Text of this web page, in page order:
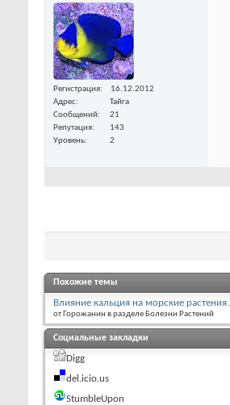
Регистрация
16.12.2012
Адрес
Тайга
Сообщений
21
Репутация
143
Уровень
2
Похожие темы
Влияние кальция на морские растения.
от Горожанин в разделе Болезни Растений
Социальные закладки
Digg
del.icio.us
StumbleUpon